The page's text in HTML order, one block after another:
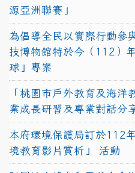
源亞洲聯賽」
為倡導全民以實際行動參
技博物館特於今（112）
球」專案
「桃園市戶外教育及海洋
業成長研習及專業對話分
本府環境保護局訂於112
境教育影片賞析」 活動